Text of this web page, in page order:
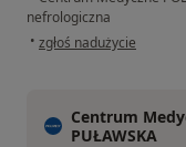
nefrologiczna
• w opinii użytkownika
zgłoś nadużycie
Centrum
PUŁAWSKA